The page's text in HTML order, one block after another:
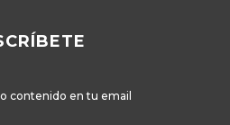
contenido en tu email